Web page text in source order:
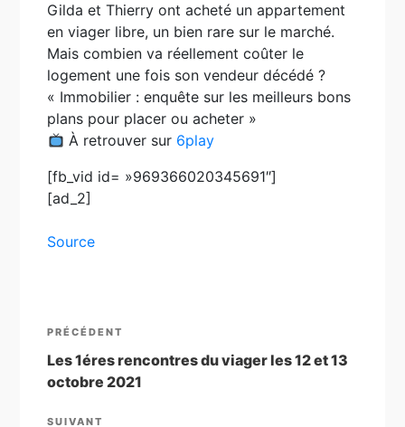
Gilda et Thierry ont acheté un appartement
en viager libre, un bien rare sur le marché.
Mais combien va réellement coûter le
logement une fois son vendeur décédé ?
« Immobilier : enquête sur les meilleurs bons
plans pour placer ou acheter »
À retrouver sur 6play
[fb_vid id= »969366020345691″]
[ad_2]
Source
Navigation
de
l’article
Article
précédent
PRÉCÉDENT
Les 1éres rencontres du viager les 12 et 13
octobre 2021
SUIVANT